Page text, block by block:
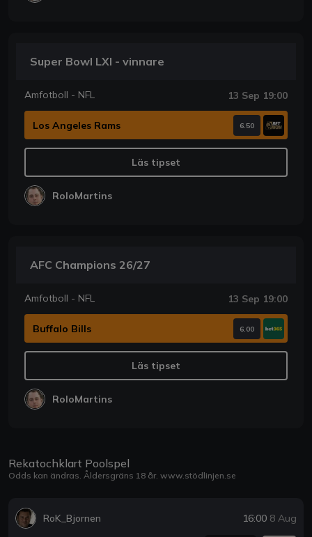
Super Bowl LXI - vinnare
Amfotboll - NFL 13 Sep 19:00
Los Angeles Rams 6.50
Läs tipset
RoloMartins
AFC Champions 26/27
Amfotboll - NFL 13 Sep 19:00
Buffalo Bills 6.00
Läs tipset
RoloMartins
Rekatochklart Poolspel
Odds kan ändras. Åldersgräns 18 år. www.stödlinjen.se
RoK_Bjornen 16:00 8 Aug